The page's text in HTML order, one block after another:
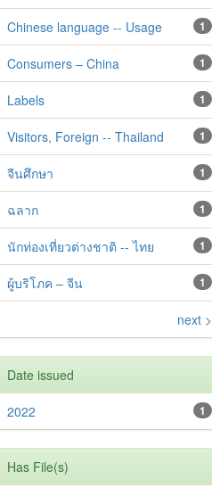
1
Chinese language -- Usage
1
Consumers – China
1
Labels
1
Visitors, Foreign -- Thailand
1
จีนศึกษา
1
ฉลาก
1
นักท่องเที่ยวต่างชาติ -- ไทย
1
ผู้บริโภค – จีน
next >
Date issued
1
2022
Has File(s)